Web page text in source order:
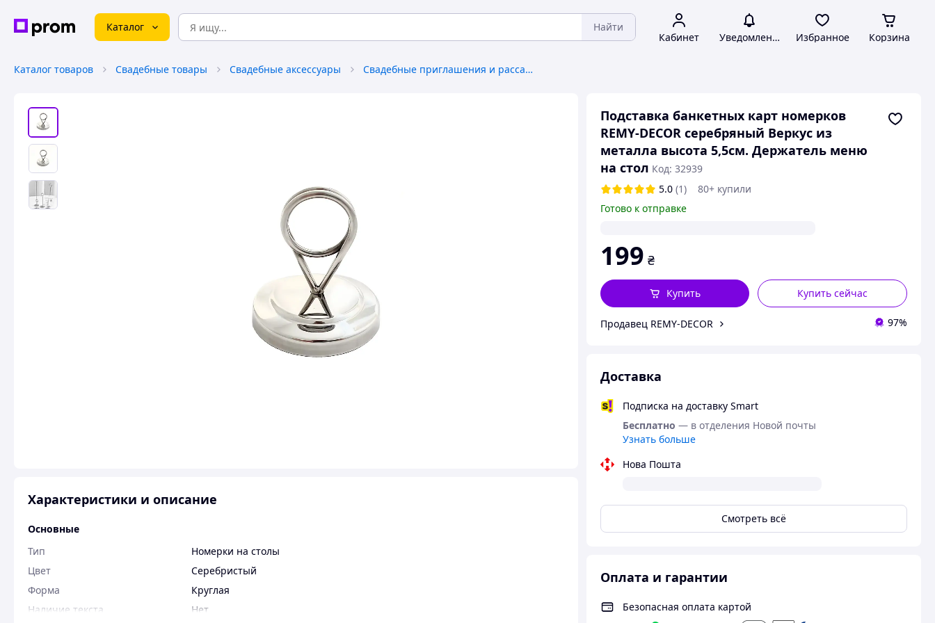
Каталог Найти
Кабинет Уведомления Избранное Корзина
Каталог товаров Свадебные товары Свадебные аксессуары Свадебные приглашения и рассадочные карточки
Подставка банкетных карт номерков
REMY-DECOR серебряный Веркус из
металла высота 5,5см. Держатель меню
на стол Код: 32939
5.0 (1)
80+ купили
Готово к отправке
199 ₴
Купить сейчас
Купить
Продавец REMY-DECOR 97%
Доставка
Подписка на доставку Smart
Бесплатно — в отделения Новой почты
Узнать больше
Нова Пошта
Смотреть всё
Оплата и гарантии
Безопасная оплата картой
Характеристики и описание
Основные
Тип
Номерки на столы
Цвет
Серебристый
Форма
Круглая
Наличие текста
Нет